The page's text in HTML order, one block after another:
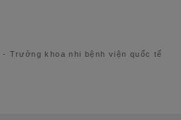
Trưởng khoa nhi bệnh viện quốc tế